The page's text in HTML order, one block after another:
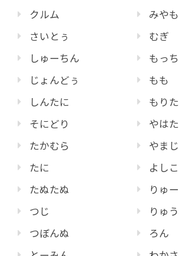
クルム
さいとぅ
しゅーちん
じょんどぅ
しんたに
そにどり
たかむら
たに
たぬたぬ
つじ
つぼんぬ
みやも
むぎ
もっ
もも
もり
やはた
やまじ
よしこ
りゅー
りゅ
ろん